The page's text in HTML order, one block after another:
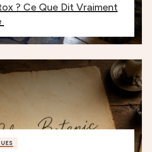
? Ce Que Dit Vraiment